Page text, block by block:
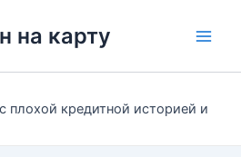
на карту
плохой кредитной историей и